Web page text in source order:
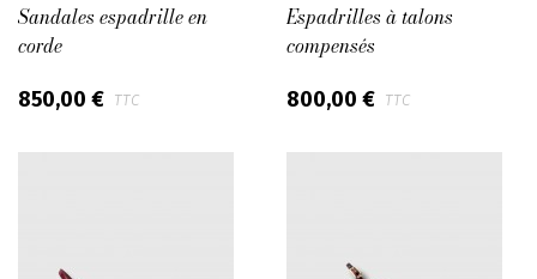
Sandales espadrille en
corde
850,00 € TTC
Espadrilles à talons
compensés
800,00 € TTC